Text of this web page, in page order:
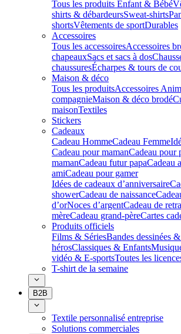
Tous les produits Enfant & Bébé
shirts & débardeursSweat-shirts
shortsVêtements de sportDurables
Accessoires
Tous les accessoiresAccessoires
chapeauxSacs et sacs à dos
chaussuresÉcharpes & tours de
Maison & déco
Tous les produitsAccessoires
compagnieMaison & déco brodé
maisonTextiles
Stickers
Cadeaux
Cadeau HommeCadeau Femme
Cadeau pour mamanCadeau pour
mamanCadeau futur papaCadeau
amiCadeau pour gamer
Idées de cadeaux d’anniversaire
showerCadeau de naissance
d’orNoces d’argentCadeau de
mèreCadeau grand-pèreCartes
Produits officiels
Films & SériesBandes dessinées
hérosClassiques & Enfants
vidéo & E-sportsToutes les
T-shirt de la semaine
B2B
Textile personnalisé entreprise
Solutions commerciales